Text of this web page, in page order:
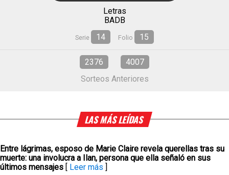
Letras
BADB
Serie 14 Folio 15
2376
4007
Sorteos Anteriores
LAS MÁS LEÍDAS
Entre lágrimas, esposo de Marie Claire revela querellas tras su
muerte: una involucra a Ilan, persona que ella señaló en sus
últimos mensajes [ Leer más ]